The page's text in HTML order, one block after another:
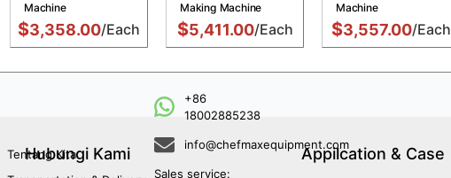
Machine
$3,358.00/Each
Making Machine
$5,411.00/Each
Machine
$3,557.00/Each
Tentang Kita
Hubungi Kami
+86
18002885238
info@chefmaxequipment.com
Sales service:
Appilcation & Case